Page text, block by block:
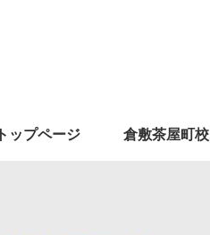
トップページ 倉敷茶屋町校